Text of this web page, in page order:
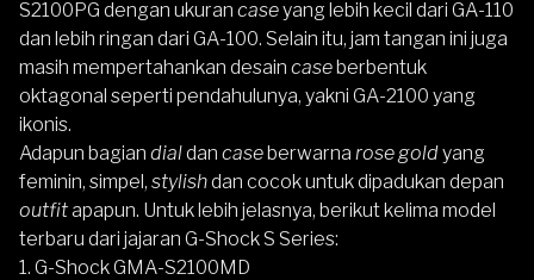
S2100PG dengan ukuran caseyang lebih kecil dari GA-110
dan lebih ringan dari GA-100. Selain itu, jam tangan ini juga
masih mempertahankan desain caseberbentuk
oktagonal seperti pendahulunya, yakni GA-2100 yang
ikonis.
Adapun bagian dialdan caseberwarna rose goldyang
feminin, simpel, stylishdan cocok untuk dipadukan depan
outfitapapun. Untuk lebih jelasnya, berikut kelima model
terbaru dari jajaran G-Shock S Series:
1. G-Shock GMA-S2100MD